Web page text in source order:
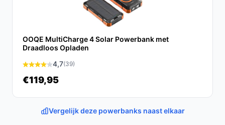
Ontdek alle specificaties en vergelijk prijzen op
debestepowerbank.nl. Kies bewust wat perfect past
bij jouw behoeften!
OOQE MultiCharge 4 Solar Powerbank met
Draadloos Opladen
4,7(39)
€119,95
Vergelijk deze powerbanks naast elkaar